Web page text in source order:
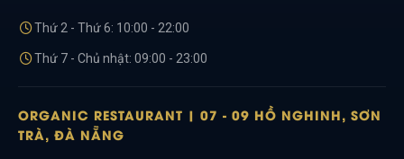
Thứ 2 - Thứ 6: 10:00 - 22:00
Thứ 7 - Chủ nhật: 09:00 - 23:00
ORGANIC RESTAURANT | 07 - 09 HỒ NGHINH, SƠN
TRÀ, ĐÀ NẴNG